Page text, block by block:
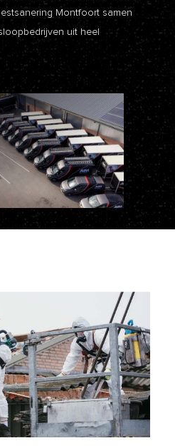
Montfoort samen
uit heel